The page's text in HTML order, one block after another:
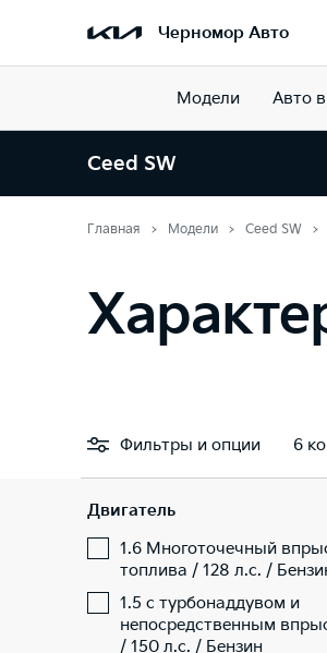
Черномор Авто
Модели Авто
Ceed SW
Главная Модели Ceed SW
Фильтры и опции 6
Двигатель
1.6 Многоточечный
топлива / 128 л.с. /
1.5 с турбонаддувом и
непосредственным
/ 150 л.с. / Бензин
Комфорт
1.6 / 128 л. c. / Бензин,
Автомат / Передний